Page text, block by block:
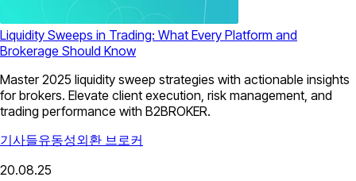
Liquidity Sweeps in Trading: What Every Platform and
Brokerage Should Know
Master 2025 liquidity sweep strategies with actionable insights
for brokers. Elevate client execution, risk management, and
trading performance with B2BROKER.
기사들유동성외환 브로커
20.08.25